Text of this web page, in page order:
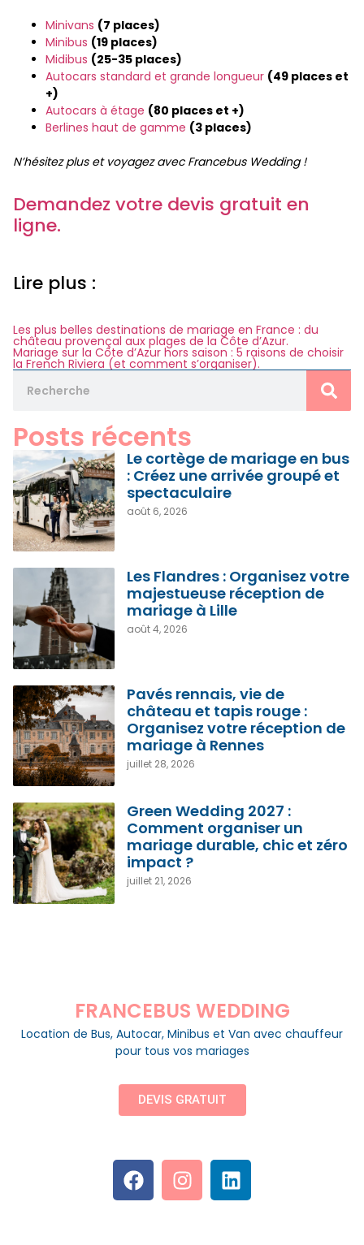
Minivans (7 places)
Minibus (19 places)
Midibus (25-35 places)
Autocars standard et grande longueur (49 places et
+)
Autocars à étage (80 places et +)
Berlines haut de gamme (3 places)
N’hésitez plus et voyagez avec Francebus Wedding !
Demandez votre devis gratuit en
ligne.
Lire plus :
Les plus belles destinations de mariage en France : du
château provençal aux plages de la Côte d’Azur.
Mariage sur la Côte d’Azur hors saison : 5 raisons de choisir
la French Riviera (et comment s’organiser).
Posts récents
Le cortège de mariage en bus
: Créez une arrivée groupé et
spectaculaire
août 6, 2026
Les Flandres : Organisez votre
majestueuse réception de
mariage à Lille
août 4, 2026
Pavés rennais, vie de
château et tapis rouge :
Organisez votre réception de
mariage à Rennes
juillet 28, 2026
Green Wedding 2027 :
Comment organiser un
mariage durable, chic et zéro
impact ?
juillet 21, 2026
FRANCEBUS WEDDING
Location de Bus, Autocar, Minibus et Van avec chauffeur
pour tous vos mariages
DEVIS GRATUIT